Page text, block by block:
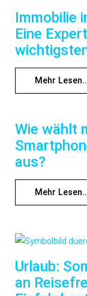
Immobilie
Eine
Mehr
Wie wählt
aus?
Mehr
Urlaub:
an